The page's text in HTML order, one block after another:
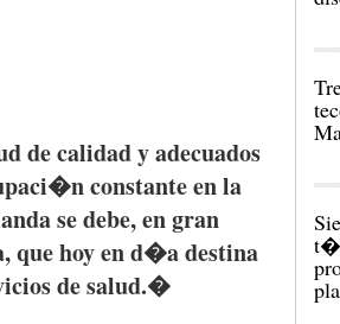
decalidadyadecuados
constanteen la
sedebe, engran
quehoyend�adestina
desalud.�